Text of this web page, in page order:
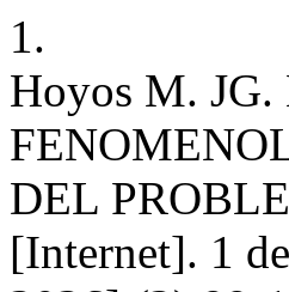
1.
Hoyos M.
DEL
[Internet]. 1